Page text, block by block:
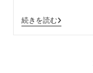
続きを読む